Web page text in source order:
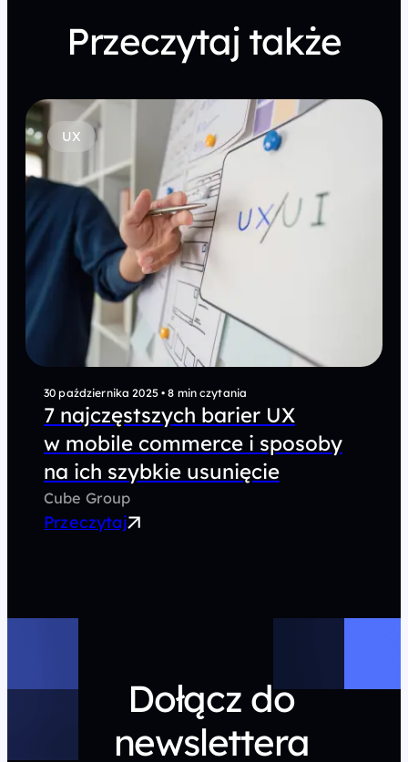
Przeczytaj także
UX
30 października 2025 • 8 min czytania
7 najczęstszych barier UX
w mobile commerce i sposoby
na ich szybkie usunięcie
Cube Group
Przeczytaj
Dołącz do
newslettera